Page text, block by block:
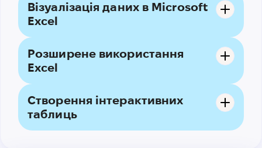
Візуалізація даних в Microsoft
Excel
Розширене використання
Excel
Створення інтерактивних
таблиць